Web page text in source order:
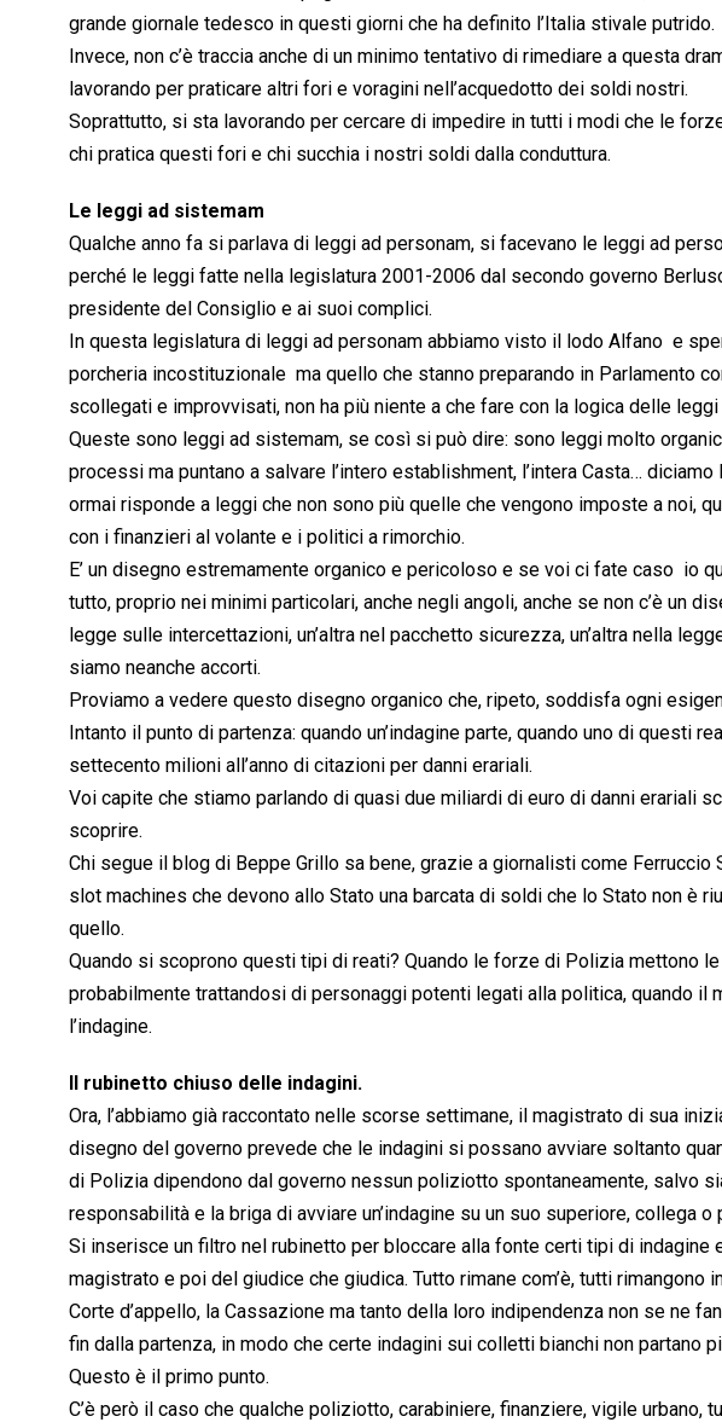
grande giornale tedesco in questi giorni che ha definito l’Italia stivale putrido.
Invece, non c’è traccia anche di un minimo tentativo di rimediare a questa
lavorando per praticare altri fori e voragini nell’acquedotto dei soldi nostri.
Soprattutto, si sta lavorando per cercare di impedire in tutti i modi che le
chi pratica questi fori e chi succhia i nostri soldi dalla conduttura.
Le leggi ad sistemam
Qualche anno fa si parlava di leggi ad personam, si facevano le leggi ad
perché le leggi fatte nella legislatura 2001-2006 dal secondo governo
presidente del Consiglio e ai suoi complici.
In questa legislatura di leggi ad personam abbiamo visto il lodo Alfano  e
porcheria incostituzionale  ma quello che stanno preparando in Parlamento
scollegati e improvvisati, non ha più niente a che fare con la logica delle leggi
Queste sono leggi ad sistemam, se così si può dire: sono leggi molto
processi ma puntano a salvare l’intero establishment, l’intera Casta…
ormai risponde a leggi che non sono più quelle che vengono imposte a noi,
con i finanzieri al volante e i politici a rimorchio.
E’ un disegno estremamente organico e pericoloso e se voi ci fate caso  io
tutto, proprio nei minimi particolari, anche negli angoli, anche se non c’è un
legge sulle intercettazioni, un’altra nel pacchetto sicurezza, un’altra nella
siamo neanche accorti.
Proviamo a vedere questo disegno organico che, ripeto, soddisfa ogni
Intanto il punto di partenza: quando un’indagine parte, quando uno di questi
settecento milioni all’anno di citazioni per danni erariali.
Voi capite che stiamo parlando di quasi due miliardi di euro di danni erariali
scoprire.
Chi segue il blog di Beppe Grillo sa bene, grazie a giornalisti come
slot machines che devono allo Stato una barcata di soldi che lo Stato non è
quello.
Quando si scoprono questi tipi di reati? Quando le forze di Polizia mettono
probabilmente trattandosi di personaggi potenti legati alla politica, quando il
l’indagine.
Il rubinetto chiuso delle indagini.
Ora, l’abbiamo già raccontato nelle scorse settimane, il magistrato di sua
disegno del governo prevede che le indagini si possano avviare soltanto
di Polizia dipendono dal governo nessun poliziotto spontaneamente, salvo
responsabilità e la briga di avviare un’indagine su un suo superiore, collega
Si inserisce un filtro nel rubinetto per bloccare alla fonte certi tipi di indagine
magistrato e poi del giudice che giudica. Tutto rimane com’è, tutti rimangono
Corte d’appello, la Cassazione ma tanto della loro indipendenza non se ne
fin dalla partenza, in modo che certe indagini sui colletti bianchi non partano
Questo è il primo punto.
C’è però il caso che qualche poliziotto, carabiniere, finanziere, vigile